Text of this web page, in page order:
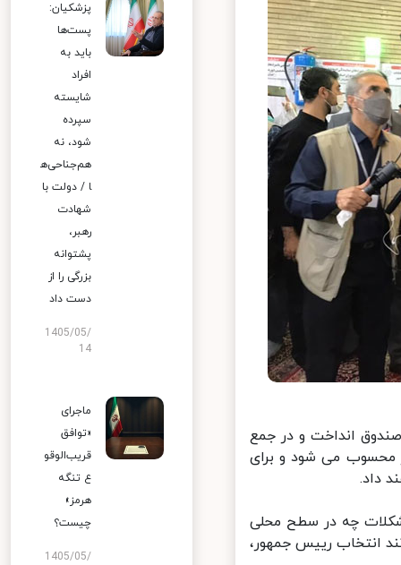
انداخت و در جمع
محسوب می شود و برای
داد.
چه در سطح محلی
انتخاب رییس جمهور،
پزشکیان:
پست‌ها
باید به
افراد
شایسته
سپرده
شود، نه
هم‌جناحی‌ه
ا / دولت با
شهادت
رهبر،
پشتوانه
بزرگی را از
دست داد
1405/05/
14
ماجرای
«توافق
قریب‌الوقو
ع تنگه
هرمز»
چیست؟
1405/05/